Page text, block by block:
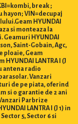
break ;
hayon; VIN=decupaj
HYUNDAI
si monteaza la
HYUNDAI
Saint-Gobain, Agc,
ploaie, Geam
HYUNDAI LANTRA I (J
antena radio
Vanzari
de pe piata, oferind
si o garantie de 2 ani
Parbrize
LANTRA I (J 1) in
5, Sector 6 si